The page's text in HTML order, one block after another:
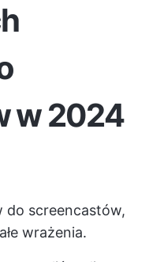
w 2024
do screencastów,
wrażenia.